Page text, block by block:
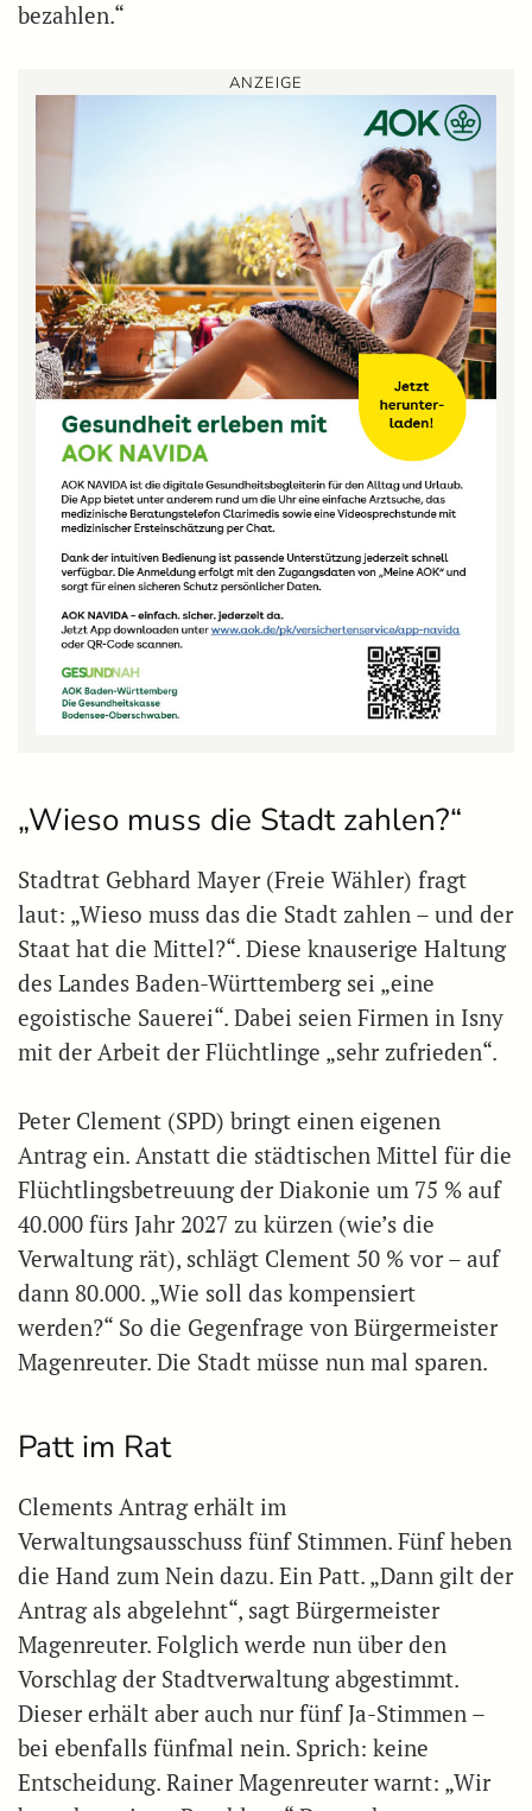
bezahlen.“
ANZEIGE
„Wieso muss die Stadt zahlen?“
Stadtrat Gebhard Mayer (Freie Wähler) fragt
laut: „Wieso muss das die Stadt zahlen – und der
Staat hat die Mittel?“. Diese knauserige Haltung
des Landes Baden-Württemberg sei „eine
egoistische Sauerei“. Dabei seien Firmen in Isny
mit der Arbeit der Flüchtlinge „sehr zufrieden“.
Peter Clement (SPD) bringt einen eigenen
Antrag ein. Anstatt die städtischen Mittel für die
Flüchtlingsbetreuung der Diakonie um 75 % auf
40.000 fürs Jahr 2027 zu kürzen (wie’s die
Verwaltung rät), schlägt Clement 50 % vor – auf
dann 80.000. „Wie soll das kompensiert
werden?“ So die Gegenfrage von Bürgermeister
Magenreuter. Die Stadt müsse nun mal sparen.
Patt im Rat
Clements Antrag erhält im
Verwaltungsausschuss fünf Stimmen. Fünf heben
die Hand zum Nein dazu. Ein Patt. „Dann gilt der
Antrag als abgelehnt“, sagt Bürgermeister
Magenreuter. Folglich werde nun über den
Vorschlag der Stadtverwaltung abgestimmt.
Dieser erhält aber auch nur fünf Ja-Stimmen –
bei ebenfalls fünfmal nein. Sprich: keine
Entscheidung. Rainer Magenreuter warnt: „Wir